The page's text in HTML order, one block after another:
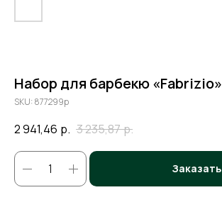
Набор для барбекю «Fabrizio»
SKU: 877299p
2 941,46 р. 3 235,87р.
Заказать